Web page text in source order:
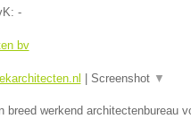
-
bv
Screenshot ▼
breed werkend architectenbureau